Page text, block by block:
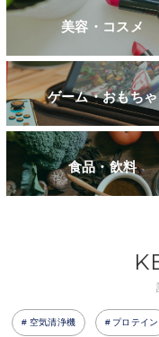
美容・コスメ
ゲーム・おもちゃ
食品・飲料
空気清浄機 プロテイン